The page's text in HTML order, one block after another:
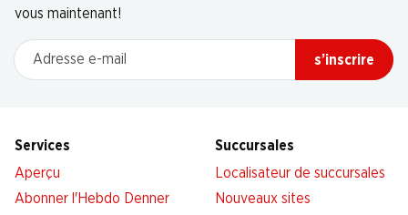
vous maintenant!
Adresse e-mail
s’inscrire
Services
Aperçu
Abonner l'Hebdo Denner
Succursales
Localisateur de succursales
Nouveaux sites